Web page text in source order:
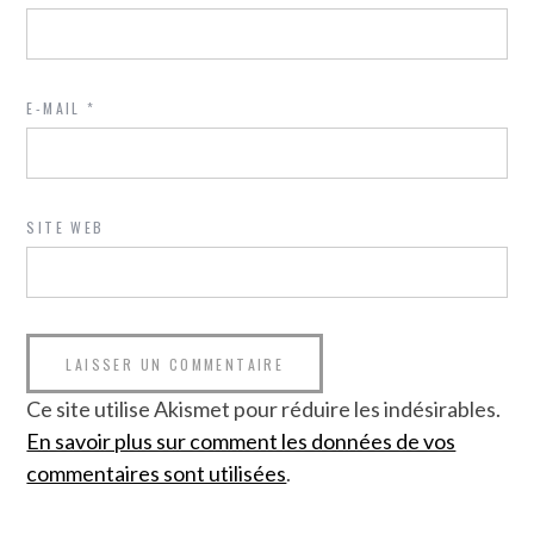
E-MAIL*
SITE WEB
Ce site utilise Akismet pour réduire les indésirables.
En savoir plus sur comment les données de vos
commentaires sont utilisées.